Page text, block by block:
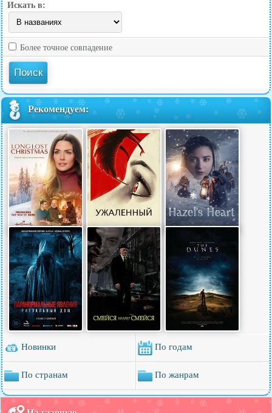
Искать в:
Более точное совпадение
Рекомендуем:
Новинки По годам
По странам По жанрам